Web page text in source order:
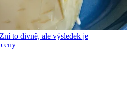
to divně, ale výsledek je